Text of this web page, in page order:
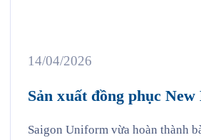
14/04/2026
Sản xuất đồng phục New
Saigon Uniform vừa hoàn thành